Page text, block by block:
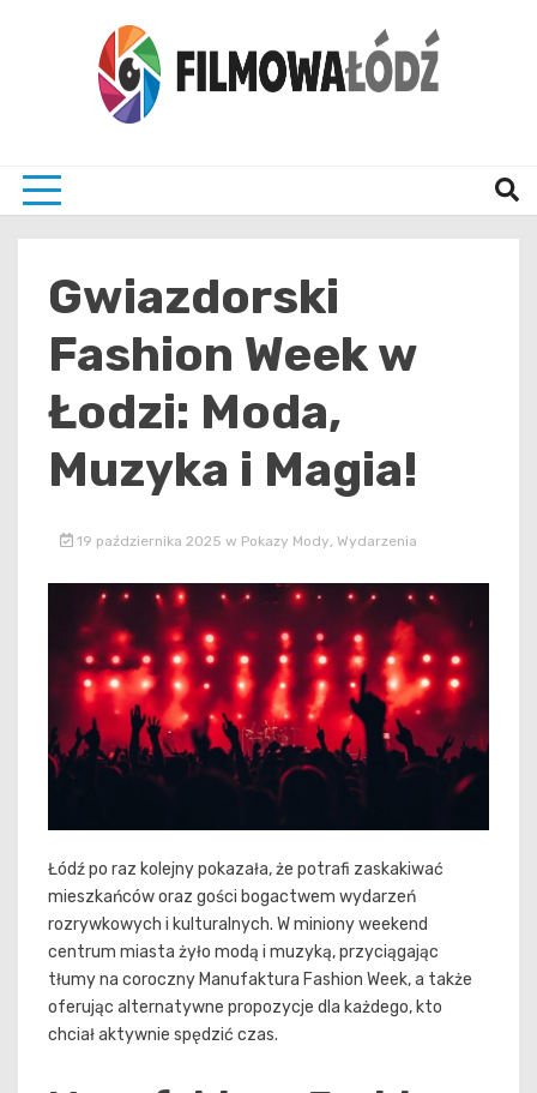
Gwiazdorski
Fashion Week w
Łodzi: Moda,
Muzyka i Magia!
19 października 2025 w Pokazy Mody Wydarzenia
Łódź po raz kolejny pokazała, że potrafi zaskakiwać
mieszkańców oraz gości bogactwem wydarzeń
rozrywkowych i kulturalnych. W miniony weekend
centrum miasta żyło modą i muzyką, przyciągając
tłumy na coroczny Manufaktura Fashion Week, a także
oferując alternatywne propozycje dla każdego, kto
chciał aktywnie spędzić czas.